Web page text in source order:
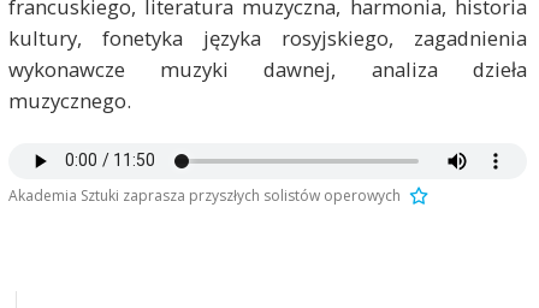
francuskiego, literatura muzyczna, harmonia, historia
kultury, fonetyka języka rosyjskiego, zagadnienia
wykonawcze muzyki dawnej, analiza dzieła
muzycznego.
Akademia Sztuki zaprasza przyszłych solistów operowych